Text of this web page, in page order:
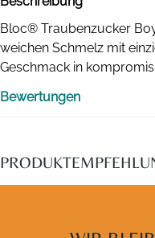
Bloc® Traubenzucker
weichen Schmelz mit
Geschmack in
Bewertungen